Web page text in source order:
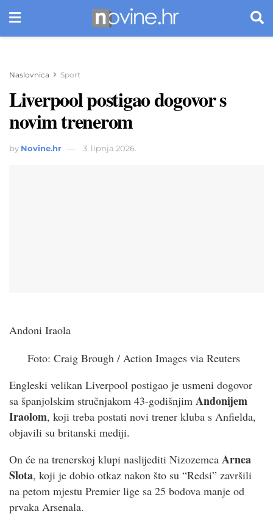
Naslovnica Sport
Liverpool postigao dogovor s
novim trenerom
by Novine.hr 3. lipnja 2026.
Andoni Iraola
Foto: Craig Brough / Action Images via Reuters
Engleski velikan Liverpool postigao je usmeni dogovor
sa španjolskim stručnjakom 43-godišnjim Andonijem
Iraolom, koji treba postati novi trener kluba s Anfielda,
objavili su britanski mediji.
On će na trenerskoj klupi naslijediti Nizozemca Arnea
Slota, koji je dobio otkaz nakon što su “Redsi” završili
na petom mjestu Premier lige sa 25 bodova manje od
prvaka Arsenala.